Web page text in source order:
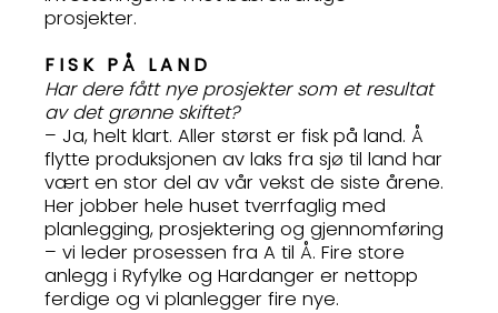
prosjekter.
FISK PÅ LAND
Har dere fått nye prosjekter som et resultat
av det grønne skiftet?
– Ja, helt klart. Aller størst er fisk på land. Å
flytte produksjonen av laks fra sjø til land har
vært en stor del av vår vekst de siste årene.
Her jobber hele huset tverrfaglig med
planlegging, prosjektering og gjennomføring
– vi leder prosessen fra A til Å. Fire store
anlegg i Ryfylke og Hardanger er nettopp
ferdige og vi planlegger fire nye.